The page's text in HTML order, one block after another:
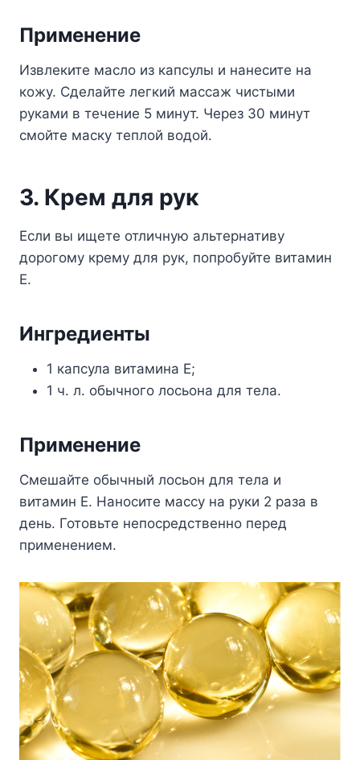
Применение
Извлеките масло из капсулы и нанесите на
кожу. Сделайте легкий массаж чистыми
руками в течение 5 минут. Через 30 минут
смойте маску теплой водой.
3. Крем для рук
Если вы ищете отличную альтернативу
дорогому крему для рук, попробуйте витамин
Е.
Ингредиенты
1 капсула витамина Е;
1 ч. л. обычного лосьона для тела.
Применение
Смешайте обычный лосьон для тела и
витамин Е. Наносите массу на руки 2 раза в
день. Готовьте непосредственно перед
применением.